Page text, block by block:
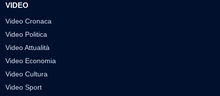
VIDEO
Video Cronaca
Video Politica
Video Attualità
Video Economia
Video Cultura
Video Sport